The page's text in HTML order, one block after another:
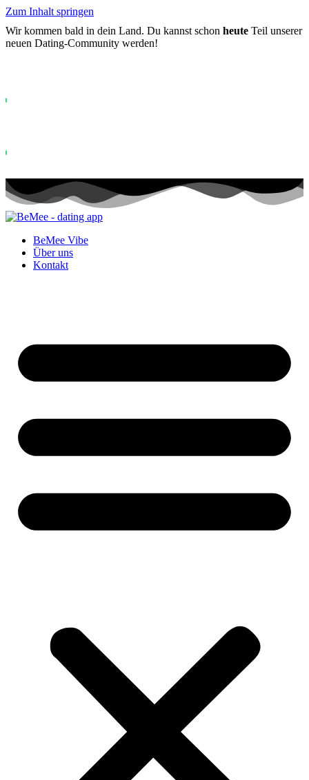
Zum Inhalt springen
Wir kommen bald in dein Land. Du kannst schon heute Teil unserer
neuen Dating-Community werden!
BeMee Vibe
Über uns
Kontakt